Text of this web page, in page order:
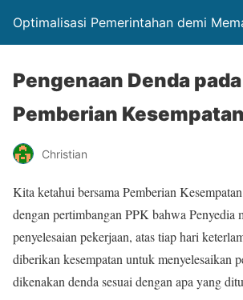
Optimalisasi Pemerintahan demi
Pengenaan Denda pada
Pemberian Kesempatan
Christian
Kita ketahui bersama Pemberian
dengan pertimbangan PPK bahwa Penyedia
penyelesaian pekerjaan, atas tiap hari
diberikan kesempatan untuk menyelesaikan
dikenakan denda sesuai dengan apa yang